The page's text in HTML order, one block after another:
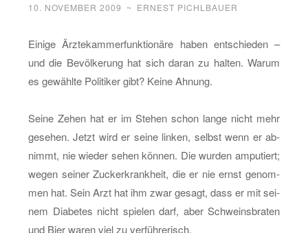
10. NOVEMBER 2009 ~ ERNEST PICHLBAUER
Ei­ni­ge Ärz­te­kam­mer­funk­tio­nä­re haben ent­schie­den –
und die Be­völ­ke­rung hat sich daran zu hal­ten. Warum
es ge­wähl­te Po­li­ti­ker gibt? Keine Ah­nung.
Seine Zehen hat er im Ste­hen schon lange nicht mehr
ge­se­hen. Jetzt wird er seine lin­ken, selbst wenn er ab­
nimmt, nie wie­der sehen kön­nen. Die wur­den am­pu­tiert;
wegen sei­ner Zu­cker­krank­heit, die er nie ernst ge­nom­
men hat. Sein Arzt hat ihm zwar ge­sagt, dass er mit sei­
nem Dia­be­tes nicht spie­len darf, aber Schweins­bra­ten
und Bier waren viel zu ver­füh­re­risch.